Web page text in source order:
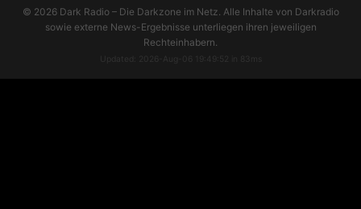
© 2026 Dark Radio – Die Darkzone im Netz. Alle Inhalte von Darkradio
sowie externe News-Ergebnisse unterliegen ihren jeweiligen
Rechteinhabern.
Updated: 2026-Aug-06 19:49:52 in 83ms